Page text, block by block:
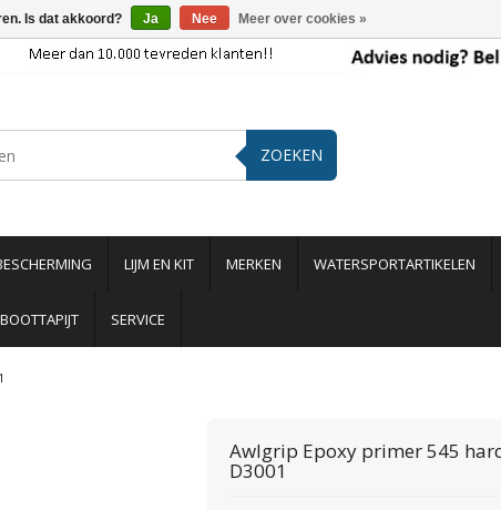
ZOEKEN
LIJM EN KIT MERKEN WATERSPORTARTIKELEN
BOOTTAPIJT SERVICE
Awlgrip Epoxy primer 545
D3001
Is dat akkoord? Ja Nee Meer over cookies »